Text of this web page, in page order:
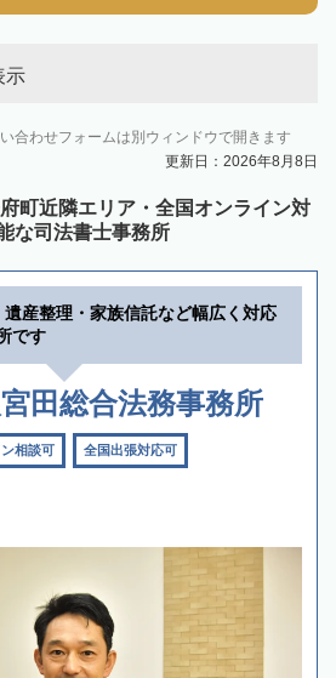
示
合わせフォームは別ウィンドウで開きます
更新日：2026年8月8日
町近隣エリア・全国オンライン対
な司法書士事務所
遺産整理・家族信託など幅広く対応
です
田総合法務事務所
相談可 全国出張対応可